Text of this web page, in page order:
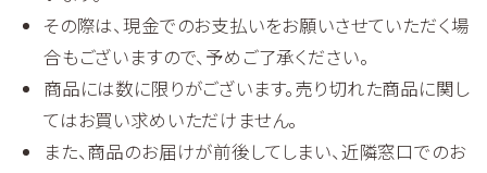
その際は、現金でのお支払いをお願いさせていただく場
合もございますので、予めご了承ください。
商品には数に限りがございます。売り切れた商品に関し
てはお買い求めいただけません。
また、商品のお届けが前後してしまい、近隣窓口でのお